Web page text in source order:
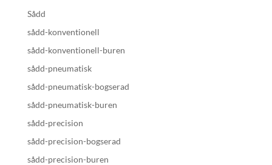
Sådd
sådd-konventionell
sådd-konventionell-buren
sådd-pneumatisk
sådd-pneumatisk-bogserad
sådd-pneumatisk-buren
sådd-precision
sådd-precision-bogserad
sådd-precision-buren